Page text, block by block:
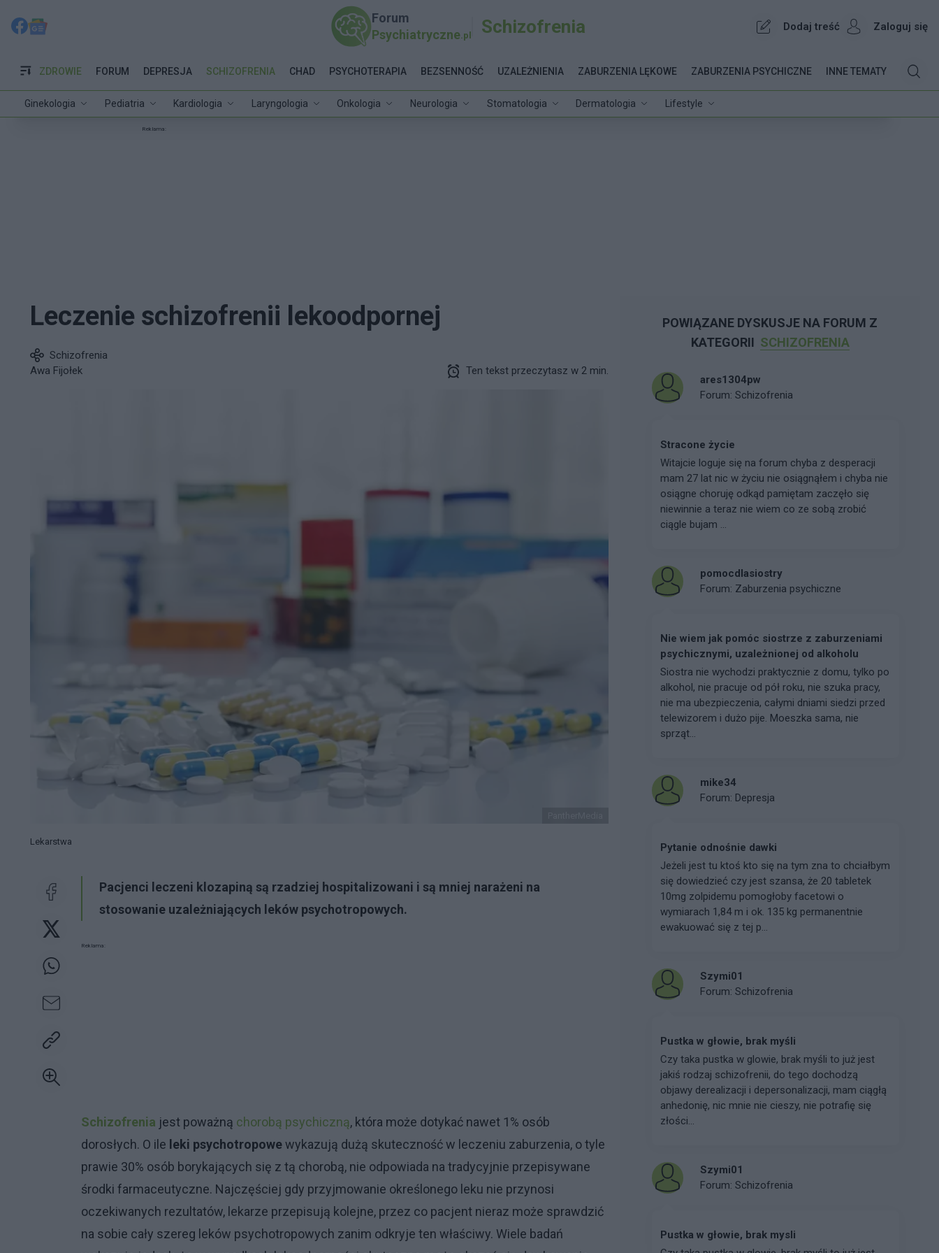
Forum
Psychiatryczne .pl Schizofrenia Dodaj treść Zaloguj się
ZDROWIE
Ginekologia Pediatria Kardiologia Laryngologia Onkologia Neurologia Stomatologia Dermatologia Lifestyle
FORUM DEPRESJA SCHIZOFRENIA CHAD PSYCHOTERAPIA BEZSENNOŚĆ UZALEŻNIENIA ZABURZENIA LĘKOWE ZABURZENIA PSYCHICZNE INNE TEMATY
Reklama:
Leczenie schizofrenii lekoodpornej
Schizofrenia
Awa Fijołek
Ten tekst przeczytasz w 2 min.
Lekarstwa
Pacjenci leczeni klozapiną są rzadziej hospitalizowani i są mniej narażeni na
stosowanie uzależniających leków psychotropowych.
Reklama:
Schizofrenia jest poważną chorobą psychiczną, która może dotykać nawet 1% osób
dorosłych. O ile leki psychotropowewykazują dużą skuteczność w leczeniu zaburzenia, o tyle
prawie 30% osób borykających się z tą chorobą, nie odpowiada na tradycyjnie przepisywane
środki farmaceutyczne. Najczęściej gdy przyjmowanie określonego leku nie przynosi
oczekiwanych rezultatów, lekarze przepisują kolejne, przez co pacjent nieraz może sprawdzić
na sobie cały szereg leków psychotropowych zanim odkryje ten właściwy. Wiele badań
POWIĄZANE DYSKUSJE NA FORUM Z
KATEGORII SCHIZOFRENIA
ares1304pw
Forum: Schizofrenia
Stracone życie
Witajcie loguje się na forum chyba z desperacji
mam 27 lat nic w życiu nie osiągnąłem i chyba nie
osiągne choruję odkąd pamiętam zaczęło się
niewinnie a teraz nie wiem co ze sobą zrobić
ciągle bujam ...
pomocdlasiostry
Forum: Zaburzenia psychiczne
Nie wiem jak pomóc siostrze z zaburzeniami
psychicznymi, uzależnionej od alkoholu
Siostra nie wychodzi praktycznie z domu, tylko po
alkohol, nie pracuje od pół roku, nie szuka pracy,
nie ma ubezpieczenia, całymi dniami siedzi przed
telewizorem i dużo pije. Moeszka sama, nie
sprząt...
mike34
Forum: Depresja
Pytanie odnośnie dawki
Jeżeli jest tu ktoś kto się na tym zna to chciałbym
się dowiedzieć czy jest szansa, że 20 tabletek
10mg zolpidemu pomogłoby facetowi o
wymiarach 1,84 m i ok. 135 kg permanentnie
ewakuować się z tej p...
Szymi01
Forum: Schizofrenia
Pustka w głowie, brak myśli
Czy taka pustka w glowie, brak myśli to już jest
jakiś rodzaj schizofrenii, do tego dochodzą
objawy derealizacji i depersonalizacji, mam ciągłą
anhedonię, nic mnie nie cieszy, nie potrafię się
złości...
Szymi01
Forum: Schizofrenia
Pustka w głowie, brak mysli